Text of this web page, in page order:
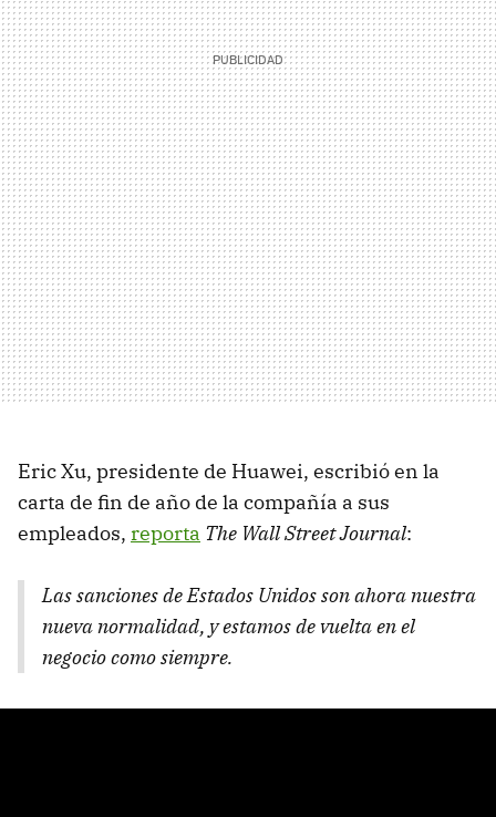
Eric Xu, presidente de Huawei, escribió en la
carta de fin de año de la compañía a sus
empleados, reporta The Wall Street Journal:
Las sanciones de Estados Unidos son ahora nuestra
nueva normalidad, y estamos de vuelta en el
negocio como siempre.